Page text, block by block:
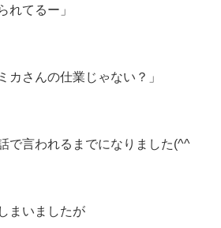
れてるー」
カさんの仕業じゃない？」
で言われるまでになりました(^^ゞ
まいましたが